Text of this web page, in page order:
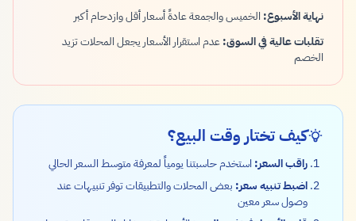
نهاية الأسبوع: الخميس والجمعة عادةً أسعار أقل وازدحام أكبر
تقلبات عالية في السوق:عدم استقرار الأسعار يجعل المحلات تزيد
الخصم
كيف تختار وقت البيع؟
راقب السعر: استخدم حاسبتنا يومياً لمعرفة متوسط السعر الحالي
اضبط تنبيه سعر: بعض المحلات والتطبيقات توفر تنبيهات عند
وصول سعر معين